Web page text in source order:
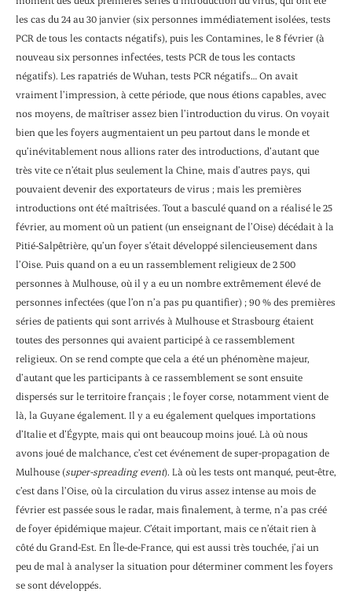
les cas du 24 au 30 janvier (six personnes immédiatement isolées, tests
PCR de tous les contacts négatifs), puis les Contamines, le 8 février (à
nouveau six personnes infectées, tests PCR de tous les contacts
négatifs). Les rapatriés de Wuhan, tests PCR négatifs… On avait
vraiment l’impression, à cette période, que nous étions capables, avec
nos moyens, de maîtriser assez bien l’introduction du virus. On voyait
bien que les foyers augmentaient un peu partout dans le monde et
qu’inévitablement nous allions rater des introductions, d’autant que
très vite ce n’était plus seulement la Chine, mais d’autres pays, qui
pouvaient devenir des exportateurs de virus ; mais les premières
introductions ont été maîtrisées. Tout a basculé quand on a réalisé le 25
février, au moment où un patient (un enseignant de l’Oise) décédait à la
Pitié-Salpêtrière, qu’un foyer s’était développé silencieusement dans
l’Oise. Puis quand on a eu un rassemblement religieux de 2 500
personnes à Mulhouse, où il y a eu un nombre extrêmement élevé de
personnes infectées (que l’on n’a pas pu quantifier) ; 90 % des premières
séries de patients qui sont arrivés à Mulhouse et Strasbourg étaient
toutes des personnes qui avaient participé à ce rassemblement
religieux. On se rend compte que cela a été un phénomène majeur,
d’autant que les participants à ce rassemblement se sont ensuite
dispersés sur le territoire français ; le foyer corse, notamment vient de
là, la Guyane également. Il y a eu également quelques importations
d’Italie et d’Égypte, mais qui ont beaucoup moins joué. Là où nous
avons joué de malchance, c’est cet événement de super-propagation de
Mulhouse (super-spreading event). Là où les tests ont manqué, peut-être,
c’est dans l’Oise, où la circulation du virus assez intense au mois de
février est passée sous le radar, mais finalement, à terme, n’a pas créé
de foyer épidémique majeur. C’était important, mais ce n’était rien à
côté du Grand-Est. En Île-de-France, qui est aussi très touchée, j’ai un
peu de mal à analyser la situation pour déterminer comment les foyers
se sont développés.